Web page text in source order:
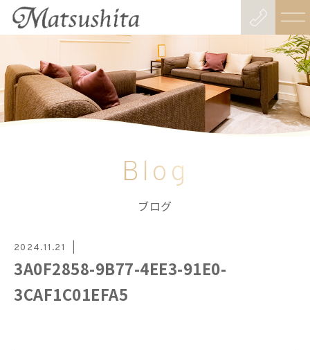
Blog
ブログ
2024.11.21
3A0F2858-9B77-4EE3-91E0-
3CAF1C01EFA5